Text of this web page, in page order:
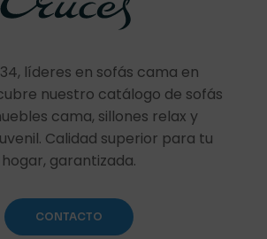
líderes en sofás cama en
nuestro catálogo de sofás
cama, sillones relax y
Calidad superior para tu
hogar, garantizada.
CONTACTO